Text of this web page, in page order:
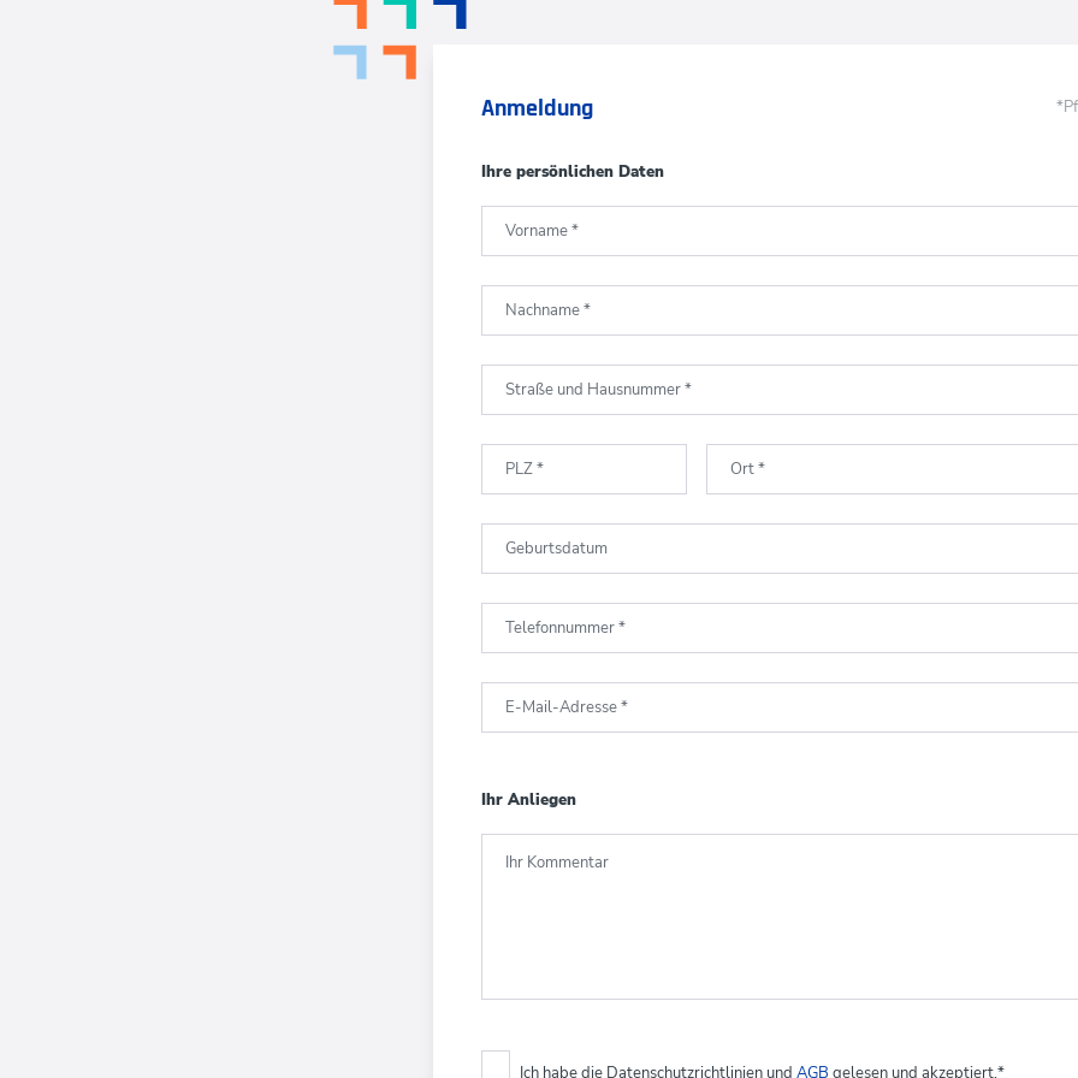
Anmeldung
Ihre persönlichen Daten
Vorname*
Nachname*
Straße und Hausnummer*
PLZ* Ort*
Geburtsdatum
Telefonnummer*
E-Mail-Adresse*
Ihr Anliegen
Ihr Kommentar
Ich habe die Datenschutzrichtlinien und AGB gelesen und akzeptiert.*